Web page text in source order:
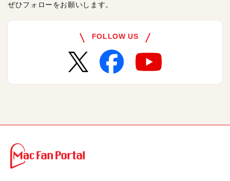
ぜひフォローをお願いします。
FOLLOW US